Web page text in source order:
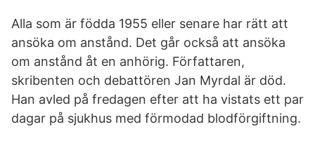
Alla som är födda 1955 eller senare har rätt att
ansöka om anstånd. Det går också att ansöka
om anstånd åt en anhörig. Författaren,
skribenten och debattören Jan Myrdal är död.
Han avled på fredagen efter att ha vistats ett par
dagar på sjukhus med förmodad blodförgiftning.